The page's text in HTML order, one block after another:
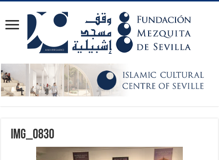
IMG_0830